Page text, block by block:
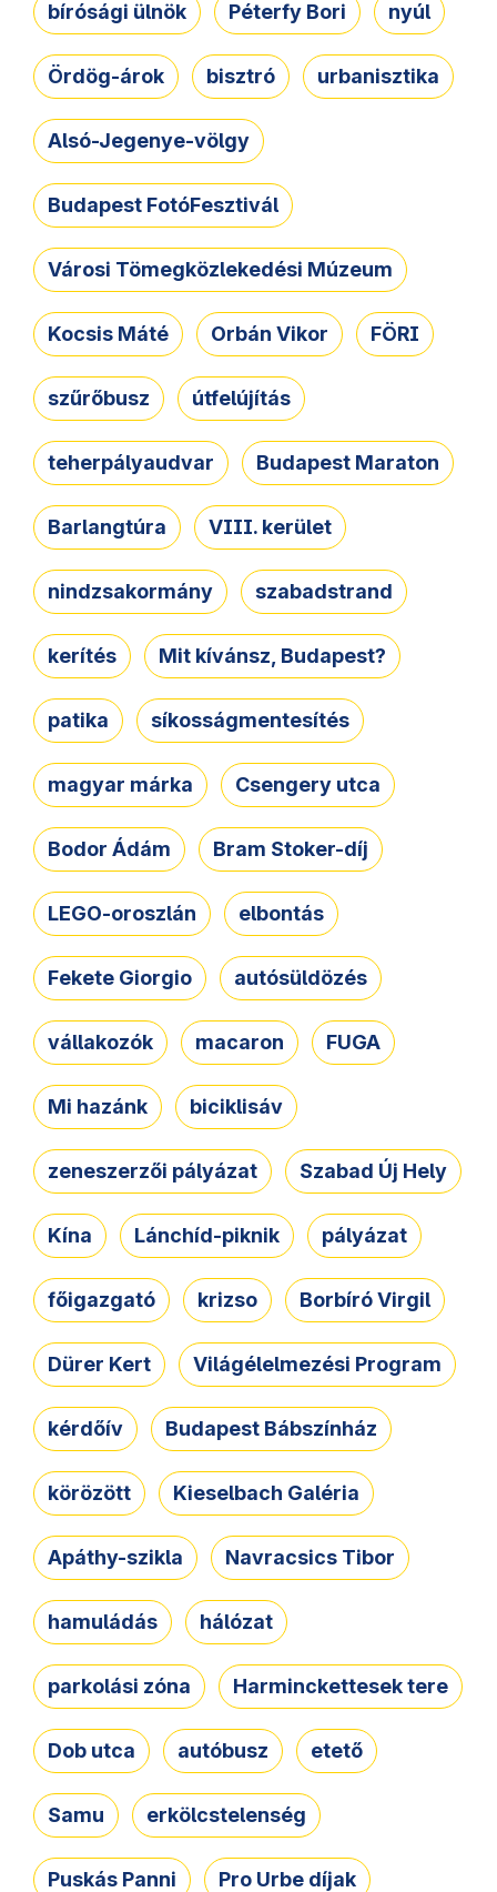
bírósági ülnök Péterfy Bori nyúl
Ördög-árok bisztró urbanisztika
Alsó-Jegenye-völgy
Budapest FotóFesztivál
Városi Tömegközlekedési Múzeum
Kocsis Máté Orbán Vikor FÖRI
szűrőbusz útfelújítás
teherpályaudvar Budapest Maraton
Barlangtúra VIII. kerület
nindzsakormány szabadstrand
kerítés Mit kívánsz, Budapest?
patika síkosságmentesítés
magyar márka Csengery utca
Bodor Ádám Bram Stoker-díj
LEGO-oroszlán elbontás
Fekete Giorgio autósüldözés
vállakozók macaron FUGA
Mi hazánk biciklisáv
zeneszerzői pályázat Szabad Új Hely
Kína Lánchíd-piknik pályázat
főigazgató krizso Borbíró Virgil
Dürer Kert Világélelmezési Program
kérdőív Budapest Bábszínház
körözött Kieselbach Galéria
Apáthy-szikla Navracsics Tibor
hamuládás hálózat
parkolási zóna Harminckettesek tere
Dob utca autóbusz etető
Samu erkölcstelenség
Puskás Panni Pro Urbe díjak